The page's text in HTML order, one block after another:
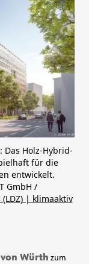
Holz-Hybrid-
für die
entwickelt.
GmbH /
| klimaaktiv
von Würth zum